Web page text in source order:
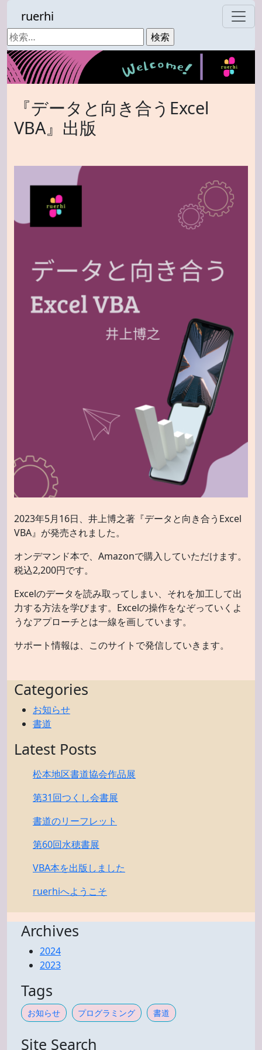
ruerhi
検
索:
『データと向き合うExcel
VBA』出版
2023年5月16日、井上博之著『データと向き合うExcel
VBA』が発売されました。
オンデマンド本で、Amazonで購入していただけます。
税込2,200円です。
Excelのデータを読み取ってしまい、それを加工して出
力する方法を学びます。Excelの操作をなぞっていくよ
うなアプローチとは一線を画しています。
サポート情報は、このサイトで発信していきます。
Categories
お知らせ
書道
Latest Posts
松本地区書道協会作品展
第31回つくし会書展
書道のリーフレット
第60回水穂書展
VBA本を出版しました
ruerhiへようこそ
Archives
2024
2023
Tags
お知らせ プログラミング 書道
Site Search